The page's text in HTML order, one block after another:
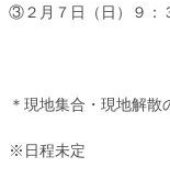
③２月７日（日）９：
＊現地集合・現地解散
※日程未定